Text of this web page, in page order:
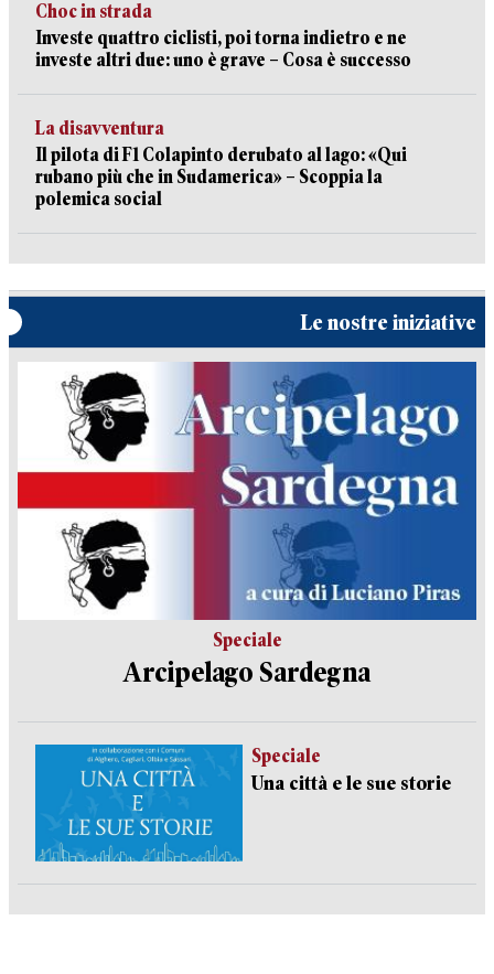
Choc in strada
Investe quattro ciclisti, poi torna indietro e ne
investe altri due: uno è grave – Cosa è successo
La disavventura
Il pilota di F1 Colapinto derubato al lago: «Qui
rubano più che in Sudamerica» – Scoppia la
polemica social
Le nostre iniziative
Speciale
Arcipelago Sardegna
Speciale
Una città e le sue storie